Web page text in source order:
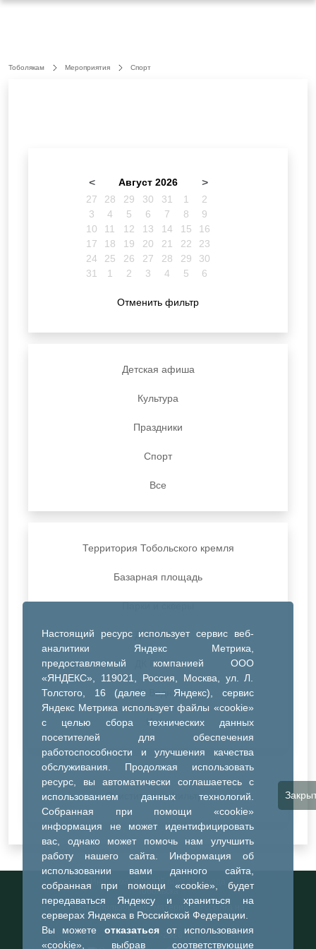
Настоящий ресурс использует сервис веб-
аналитики Яндекс Метрика,
предоставляемый компанией ООО
«ЯНДЕКС», 119021, Россия, Москва, ул. Л.
Толстого, 16 (далее — Яндекс), сервис
Яндекс Метрика использует файлы «cookie»
с целью сбора технических данных
посетителей для обеспечения
работоспособности и улучшения качества
обслуживания. Продолжая использовать
ресурс, вы автоматически соглашаетесь с
использованием данных технологий.
Собранная при помощи «cookie»
информация не может идентифицировать
вас, однако может помочь нам улучшить
работу нашего сайта. Информация об
использовании вами данного сайта,
собранная при помощи «cookie», будет
передаваться Яндексу и храниться на
серверах Яндекса в Российской Федерации.
Вы можете отказатьсяот использования
«cookie», выбрав соответствующие
Тоболякам Мероприятия Спорт
< Август 2026 >
27 28 29 30 31 1
2
3
4 5 6 7 8
9
10
11 12 13 14 15
16
17
18 19 20 21 22
23
24
25 26 27 28 29
30
31
1 2 3 4 5 6
Отменить фильтр
Детская афиша
Культура
Праздники
Спорт
Все
Территория Тобольского кремля
Базарная площадь
ДК Синтез
ДК Речник
ДК Водник
Иное
Очистить все фильтры
Информационный портал города
Тобольска
При использовании материалов ссылка на
портал обязательна
©2023-2026